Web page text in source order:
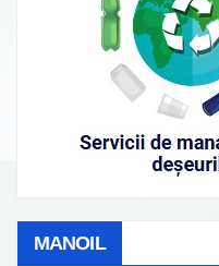
MANOIL